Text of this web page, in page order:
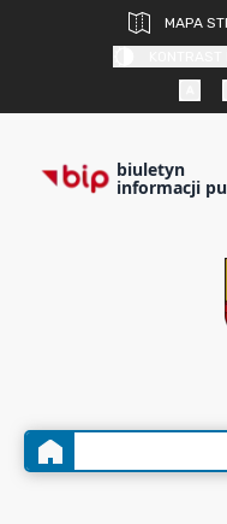
MAPA
biuletyn
informacji